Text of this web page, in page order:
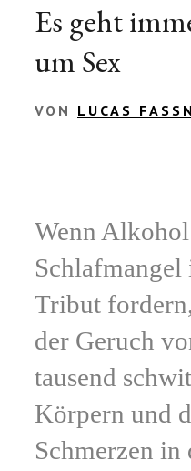
Es geht
um Sex
VON LUCAS
Wenn
Schlafmangel
Tribut
der Geruch
tausend
Körpern und
Schmerzen in